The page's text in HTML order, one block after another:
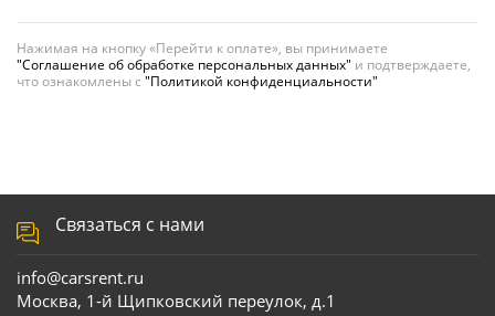
Нажимая на кнопку «Перейти к оплате», вы принимаете
"Соглашение об обработке персональных данных" и подтверждаете,
что ознакомлены с "Политикой конфиденциальности"
Связаться с нами
info@carsrent.ru
Москва, 1-й Щипковский переулок, д.1